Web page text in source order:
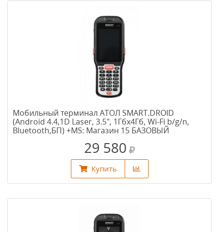
Мобильный терминал АТОЛ SMART.DROID
(Android 4.4,1D Laser, 3.5", 1Гбх4Гб, Wi-Fi b/g/n,
Bluetooth,БП) +MS: Магазин 15 БАЗОВЫЙ
29 580
Купить